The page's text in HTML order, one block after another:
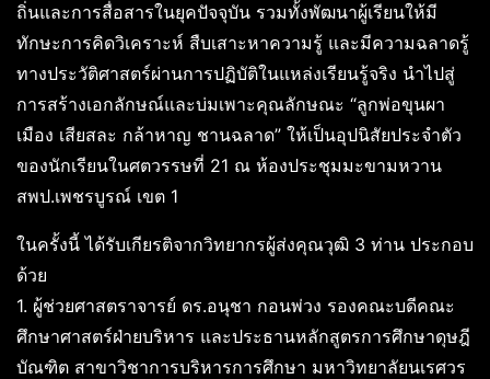
ถิ่นและการสื่อสารในยุคปัจจุบัน รวมทั้งพัฒนาผู้เรียนให้มี
ทักษะการคิดวิเคราะห์ สืบเสาะหาความรู้ และมีความฉลาดรู้
ทางประวัติศาสตร์ผ่านการปฏิบัติในแหล่งเรียนรู้จริง นำไปสู่
การสร้างเอกลักษณ์และบ่มเพาะคุณลักษณะ “ลูกพ่อขุนผา
เมือง เสียสละ กล้าหาญ ชานฉลาด” ให้เป็นอุปนิสัยประจำตัว
ของนักเรียนในศตวรรษที่ 21 ณ ห้องประชุมมะขามหวาน
สพป.เพชรบูรณ์ เขต 1
ในครั้งนี้ ได้รับเกียรติจากวิทยากรผู้ส่งคุณวุฒิ 3 ท่าน ประกอบ
ด้วย
1. ผู้ช่วยศาสตราจารย์ ดร.อนุชา กอนพ่วง รองคณะบดีคณะ
ศึกษาศาสตร์ฝ่ายบริหาร และประธานหลักสูตรการศึกษาดุษฎี
บัณฑิต สาขาวิชาการบริหารการศึกษา มหาวิทยาลัยนเรศวร